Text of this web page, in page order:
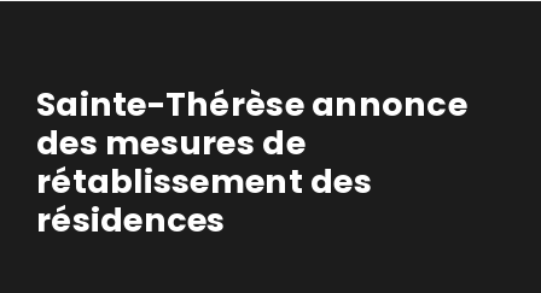
Sainte-Thérèse annonce
des mesures de
rétablissement des
résidences